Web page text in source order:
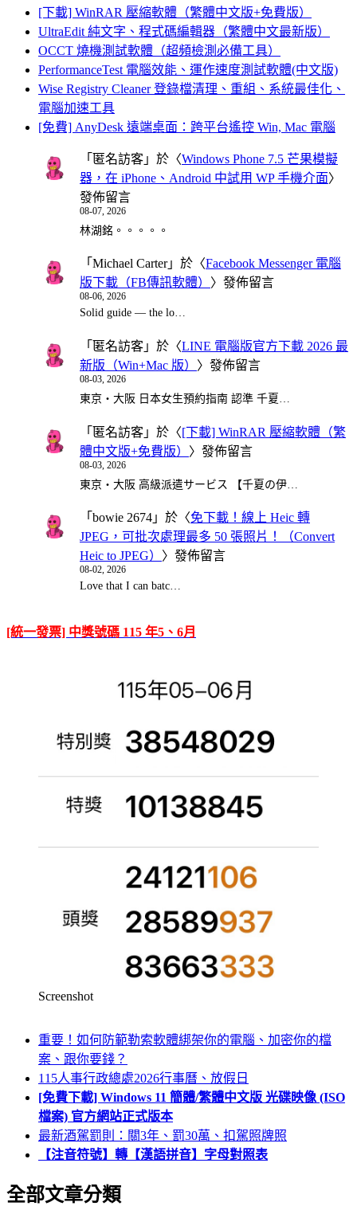
[下載] WinRAR 壓縮軟體（繁體中文版+免費版）
UltraEdit 純文字、程式碼編輯器（繁體中文最新版）
OCCT 燒機測試軟體（超頻檢測必備工具）
PerformanceTest 電腦效能、運作速度測試軟體(中文版)
Wise Registry Cleaner 登錄檔清理、重組、系統最佳化、
電腦加速工具
[免費] AnyDesk 遠端桌面：跨平台遙控 Win, Mac 電腦
「 匿名訪客 」於〈Windows Phone 7.5 芒果模擬
器，在 iPhone、Android 中試用 WP 手機介面〉
發佈留言
08-07, 2026
林湖銘。。。。。
「 Michael Carter」於〈Facebook Messenger 電腦
版下載（FB傳訊軟體） 〉發佈留言
08-06, 2026
Solid guide — the lo…
「 匿名訪客 」於〈LINE 電腦版官方下載 2026 最
新版（Win+Mac 版） 〉發佈留言
08-03, 2026
東京・大阪 日本女生預約指南 認準 千夏…
「 匿名訪客 」於〈[下載] WinRAR 壓縮軟體（繁
體中文版+免費版） 〉發佈留言
08-03, 2026
東京・大阪 高級派遣サービス 【千夏の伊…
「 bowie 2674 」於〈免下載！線上 Heic 轉
JPEG，可批次處理最多 50 張照片！（Convert
Heic to JPEG） 〉發佈留言
08-02, 2026
Love that I can batc…
[統一發票] 中獎號碼 115 年5、6月
Screenshot
重要！如何防範勒索軟體綁架你的電腦、加密你的檔
案、跟你要錢？
115人事行政總處2026行事曆、放假日
[免費下載] Windows 11 簡體/繁體中文版 光碟映像 (ISO
檔案) 官方網站正式版本
最新酒駕罰則：關3年、罰30萬、扣駕照牌照
【注音符號】轉【漢語拼音】字母對照表
全部文章分類